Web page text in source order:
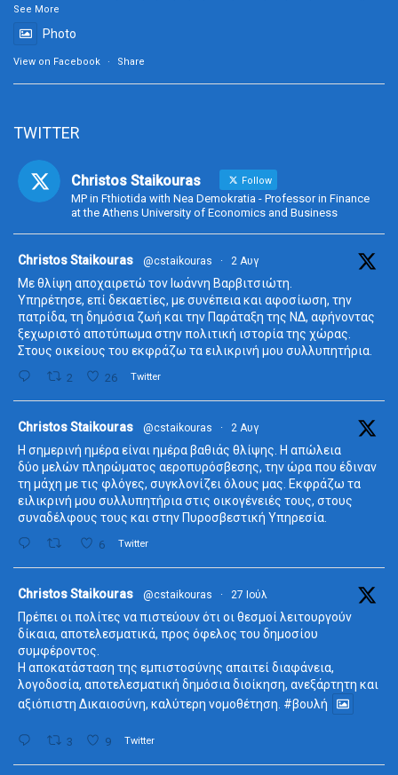
See More
Photo
View on Facebook · Share
TWITTER
Christos Staikouras Follow
MP in Fthiotida with Nea Demokratia - Professor in Finance
at the Athens University of Economics and Business
Christos Staikouras @cstaikouras · 2 Αυγ
Με θλίψη αποχαιρετώ τον Ιωάννη Βαρβιτσιώτη.
Υπηρέτησε, επί δεκαετίες, με συνέπεια και αφοσίωση, την
πατρίδα, τη δημόσια ζωή και την Παράταξη της ΝΔ, αφήνοντας
ξεχωριστό αποτύπωμα στην πολιτική ιστορία της χώρας.
Στους οικείους του εκφράζω τα ειλικρινή μου συλλυπητήρια.
2 26 Twitter
Christos Staikouras @cstaikouras · 2 Αυγ
Η σημερινή ημέρα είναι ημέρα βαθιάς θλίψης. Η απώλεια
δύο μελών πληρώματος αεροπυρόσβεσης, την ώρα που έδιναν
τη μάχη με τις φλόγες, συγκλονίζει όλους μας. Εκφράζω τα
ειλικρινή μου συλλυπητήρια στις οικογένειές τους, στους
συναδέλφους τους και στην Πυροσβεστική Υπηρεσία.
6 Twitter
Christos Staikouras @cstaikouras · 27 Ιούλ
Πρέπει οι πολίτες να πιστεύουν ότι οι θεσμοί λειτουργούν
δίκαια, αποτελεσματικά, προς όφελος του δημοσίου
συμφέροντος.
Η αποκατάσταση της εμπιστοσύνης απαιτεί διαφάνεια,
λογοδοσία, αποτελεσματική δημόσια διοίκηση, ανεξάρτητη και
αξιόπιστη Δικαιοσύνη, καλύτερη νομοθέτηση. #βουλή
3 9 Twitter